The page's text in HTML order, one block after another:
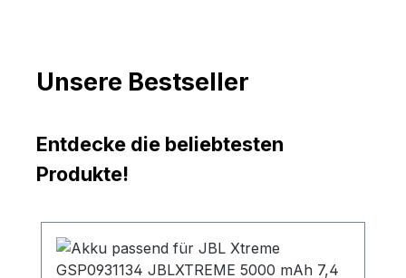
Unsere Bestseller
Entdecke die beliebtesten
Produkte!